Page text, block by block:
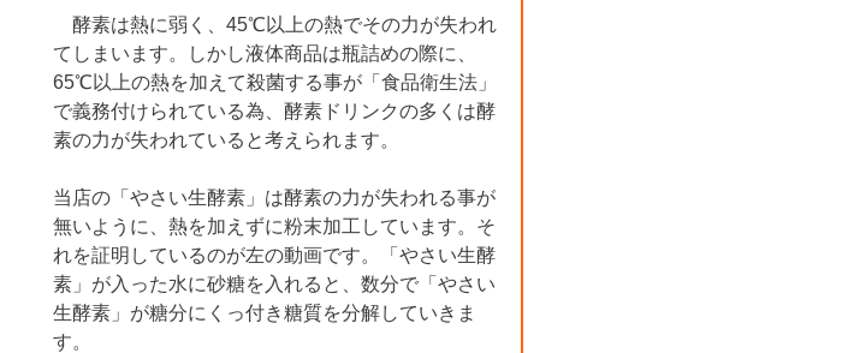
酵素は熱に弱く、45℃以上の熱でその力が失われ
てしまいます。しかし液体商品は瓶詰めの際に、
65℃以上の熱を加えて殺菌する事が「食品衛生法」
で義務付けられている為、酵素ドリンクの多くは酵
素の力が失われていると考えられます。
当店の「やさい生酵素」は酵素の力が失われる事が
無いように、熱を加えずに粉末加工しています。そ
れを証明しているのが左の動画です。「やさい生酵
素」が入った水に砂糖を入れると、数分で「やさい
生酵素」が糖分にくっ付き糖質を分解していきま
す。